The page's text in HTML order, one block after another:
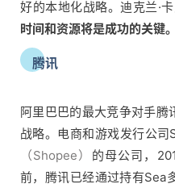
好的本地化战略。迪克兰·卡
时间和资源将是成功的关键
腾讯
阿里巴巴的最大竞争对手腾
战略。电商和游戏发行公
（Shopee） 的母公司，
前，腾讯已经通过持有Sea